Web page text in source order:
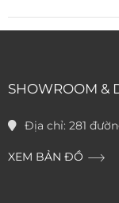
SHOWROOM &
Địa chỉ: 281
XEM BẢN ĐỒ